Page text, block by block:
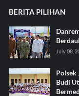
BERITA PILIHAN
July 08,
Polsek
Budi